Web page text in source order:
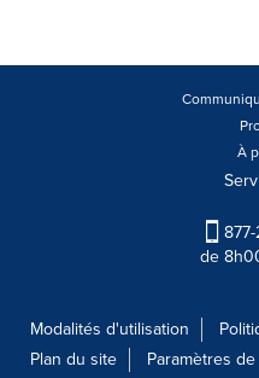
À
de
Modalités d'utilisation
Plan du site
Paramètres